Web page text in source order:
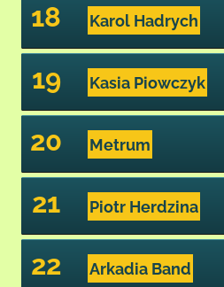
18 Karol Hadrych
19 Kasia Piowczyk
20 Metrum
21 Piotr Herdzina
22 Arkadia Band